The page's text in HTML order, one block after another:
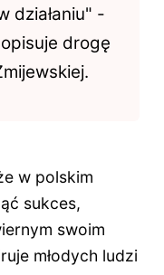
działaniu" -
drogę
w polskim
sukces,
swoim
młodych ludzi